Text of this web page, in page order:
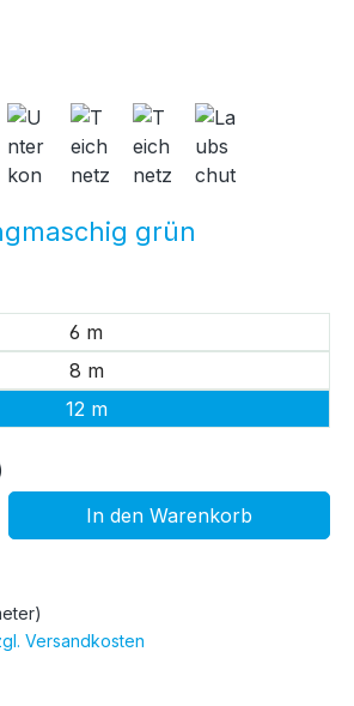
grün
Versandkosten
6 m
8 m
12 m
Gib den
In den Warenkorb